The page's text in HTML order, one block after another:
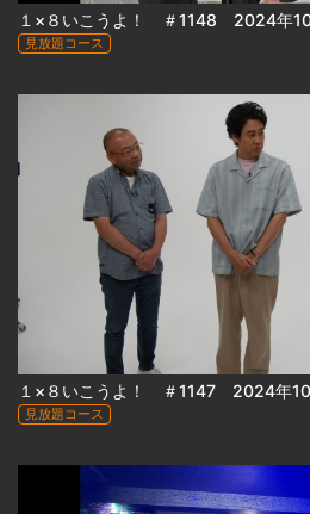
１×８いこうよ！ ＃1148 2024年
見放題コース
１×８いこうよ！ ＃1147 2024年10
見放題コース